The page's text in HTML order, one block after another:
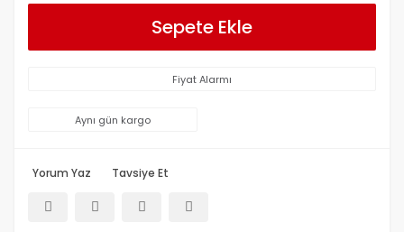
Sepete Ekle
Fiyat Alarmı
Aynı gün kargo
Yorum Yaz Tavsiye Et